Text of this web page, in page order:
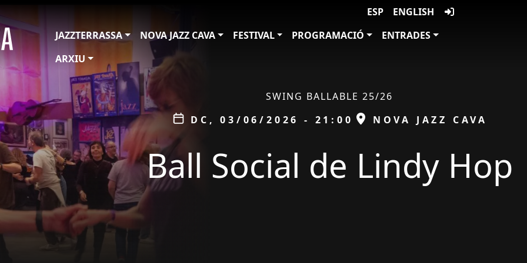
ESP
ENGLISH
JAZZTERRASSA
NOVA JAZZ CAVA FESTIVAL PROGRAMACIÓ
ENTRADES
ARXIU
ÀMBIT
SWING BALLABLE 25/26
Data
DC, 03/06/2026 - 21:00 ESPAI
NOVA JAZZ CAVA
Ball Social de Lindy Hop